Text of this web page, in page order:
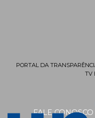
FALE CONOSCO
PORTAL DA
TV